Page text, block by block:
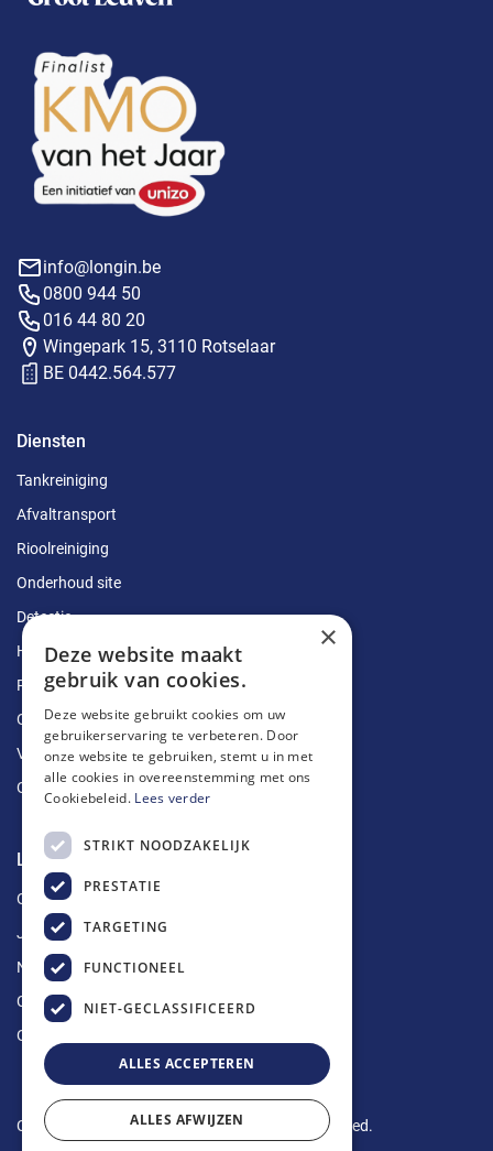
info@longin.be
0800 944 50
016 44 80 20
Wingepark 15, 3110 Rotselaar
BE 0442.564.577
Diensten
Tankreiniging
Afvaltransport
Rioolreiniging
Onderhoud site
Detectie
Herstellingen
Ruimingen
Ontstoppingen
Vetputten
Ontkalking
Longin Service
Over ons
Jobs
Nieuws
Contact
Offerte aanvragen
Copyright © 2024 Longin Service. All rights reserved.
×
Deze website maakt
gebruik van cookies.
Deze website gebruikt cookies om uw
gebruikerservaring te verbeteren. Door
onze website te gebruiken, stemt u in met
alle cookies in overeenstemming met ons
Cookiebeleid. Lees verder
STRIKT NOODZAKELIJK
PRESTATIE
TARGETING
FUNCTIONEEL
NIET-GECLASSIFICEERD
ALLES ACCEPTEREN
ALLES AFWIJZEN